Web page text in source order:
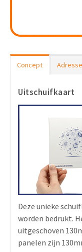
Concept
Uitschuifkaart
Deze unieke
worden bedrukt.
uitgeschoven
panelen zijn